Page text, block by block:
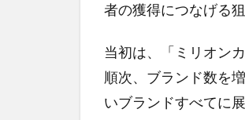
者の獲得につなげる狙
当初は、「ミリオン
順次、ブランド数を
いブランドすべてに